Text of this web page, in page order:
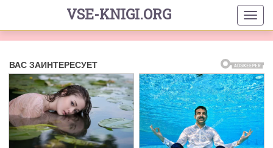
VSE-KNIGI.ORG